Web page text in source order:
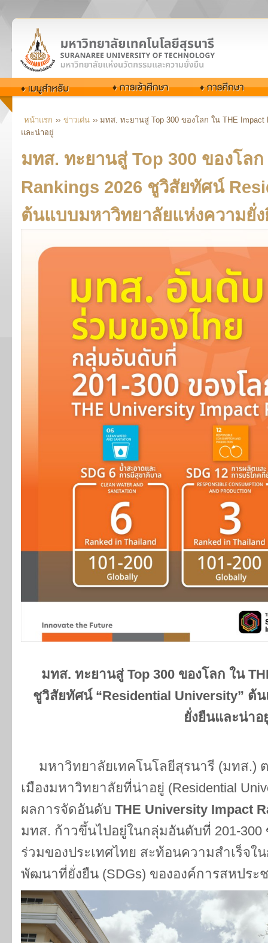
หน้าแรก ›› ข่าวเด่น ›› มทส. ทะยานสู่ Top 300 ของโลก ใน THE
และน่าอยู่
มทส. ทะยานสู่ Top 300 ของโล
Rankings 2026 ชูวิสัยทัศน์
ต้นแบบมหาวิทยาลัยแห่งความยั่
มทส. ทะยานสู่ Top 300 ของโลก ใน
ชูวิสัยทัศน์ “Residential University” ต้
ยั่งยืนและน่าอ
มหาวิทยาลัยเทคโนโลยีสุรนารี (มทส.)
เมืองมหาวิทยาลัยที่น่าอยู่ (Residential
ผลการจัดอันดับ THE University Impact
มทส. ก้าวขึ้นไปอยู่ในกลุ่มอันดับที่ 201-300
ร่วมของประเทศไทย สะท้อนความสำเร็จใ
พัฒนาที่ยั่งยืน (SDGs) ขององค์การสหประ